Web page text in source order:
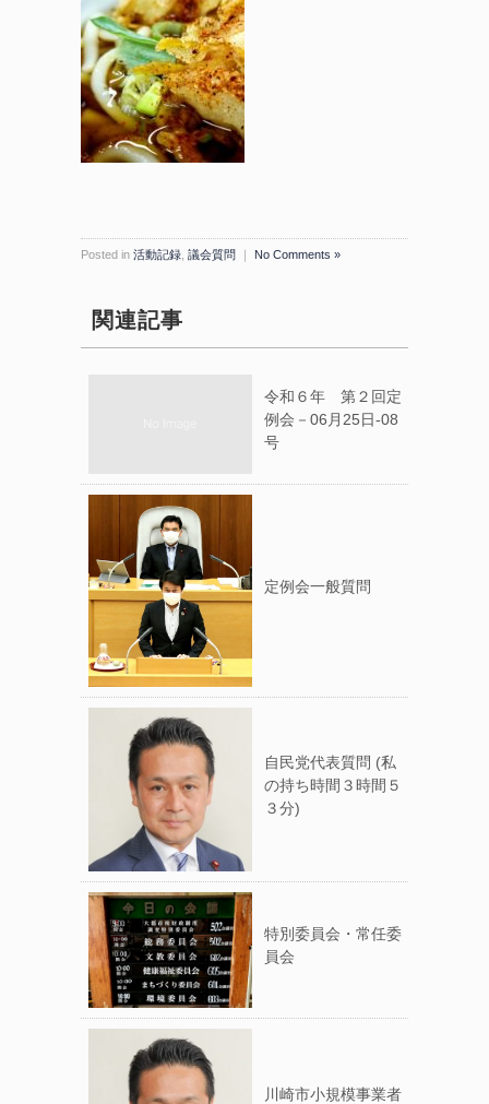
Posted in 活動記録 議会質問 ｜ No Comments »
関連記事
令和６年 第２回定
例会－06月25日-08
号
定例会一般質問
自民党代表質問 (私
の持ち時間３時間５
３分)
特別委員会・常任委
員会
川崎市小規模事業者